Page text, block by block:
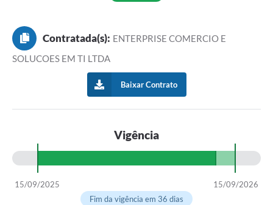
Telefones ÚteisContratada(s): ENTERPRISE COMERCIO E
SOLUCOES EM TI LTDA
Baixar Contrato
Vigência
15/09/2025
15/09/2026
Fim da vigência em 36 dias